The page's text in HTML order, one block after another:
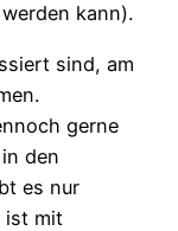
kann).
sind, am
gerne
den
es nur
ist mit